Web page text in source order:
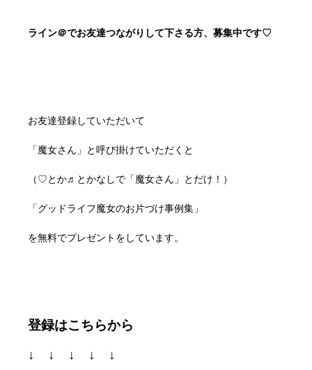
ライン＠でお友達つながりして下さる方、募集中です♡
お友達登録していただいて
「魔女さん」と呼び掛けていただくと
（♡とか♬とかなしで「魔女さん」とだけ！）
「グッドライフ魔女のお片づけ事例集」
を無料でプレゼントをしています。
登録はこちらから
↓ ↓ ↓ ↓ ↓